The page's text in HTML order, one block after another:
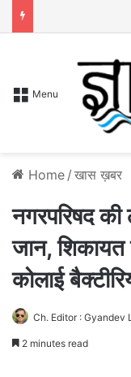
Menu
Home / खास ख़बर
नगरपरिषद की
जान, शिकायत
कोलाई
Ch. Editor : Gyandev
2 minutes read